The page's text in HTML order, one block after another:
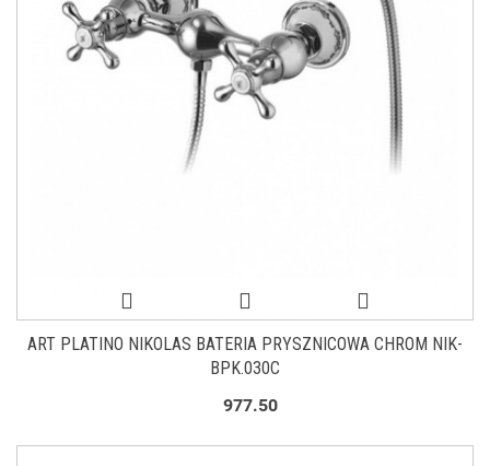
ART PLATINO NIKOLAS BATERIA PRYSZNICOWA CHROM NIK-
BPK.030C
977.50